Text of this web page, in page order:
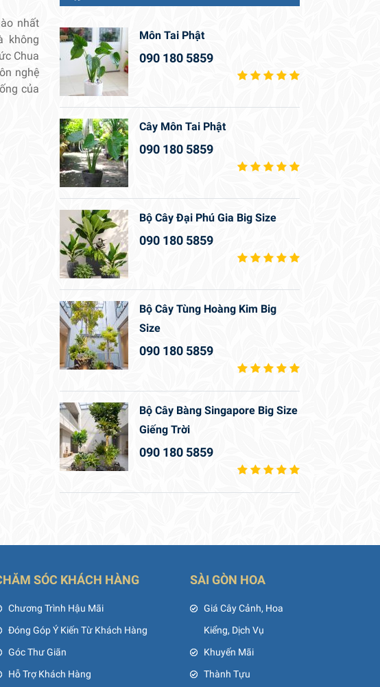
nhất
không
Chua
nghệ
của
Môn Tai Phật
090 180 5859
Cây Môn Tai Phật
090 180 5859
Bộ Cây Đại Phú Gia Big Size
090 180 5859
Bộ Cây Tùng Hoàng Kim Big
Size
090 180 5859
Bộ Cây Bàng Singapore Big Size
Giếng Trời
090 180 5859
SÓC KHÁCH HÀNG
Chương Trình Hậu Mãi
Đóng Góp Ý Kiến Từ Khách Hàng
Góc Thư Giãn
Hỗ Trợ Khách Hàng
SÀI GÒN HOA
Giá Cây Cảnh, Hoa
Kiểng, Dịch Vụ
Khuyến Mãi
Thành Tựu